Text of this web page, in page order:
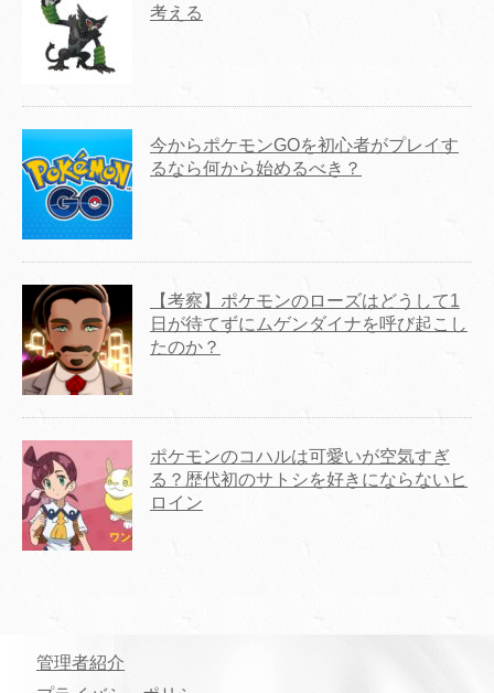
考える
今からポケモンGOを初心者がプレイす
るなら何から始めるべき？
【考察】ポケモンのローズはどうして1
日が待てずにムゲンダイナを呼び起こし
たのか？
ポケモンのコハルは可愛いが空気すぎ
る？歴代初のサトシを好きにならないヒ
ロイン
管理者紹介